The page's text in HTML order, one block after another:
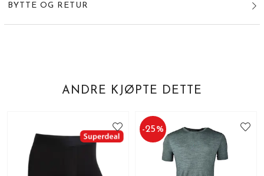
BYTTE OG RETUR
ANDRE KJØPTE DETTE
-25%